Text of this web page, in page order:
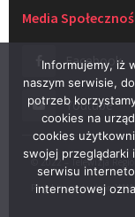
Media
Facebook
Youtube
© 2022 – Telewizja
Projektowanie stron
Informujemy, iż
naszym serwisie,
potrzeb
cookies na
cookies
swojej przeglądarki
serwisu
internetowej